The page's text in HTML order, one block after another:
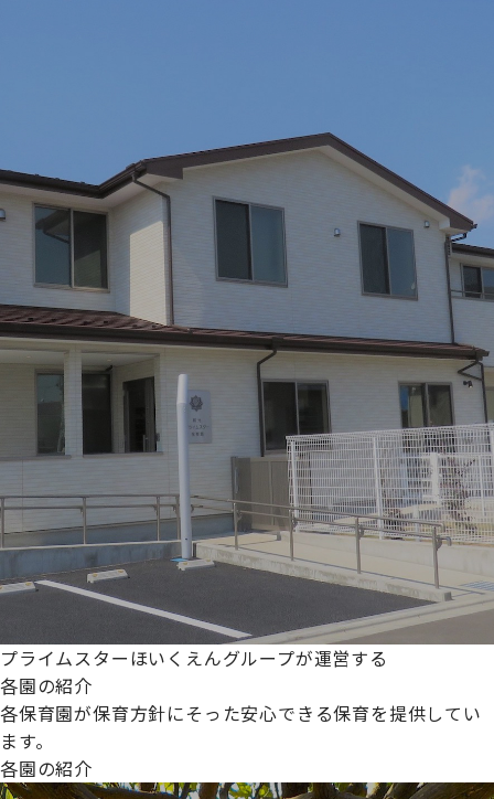
プライムスターほいくえんグループが運営する
各園の紹介
各保育園が保育方針にそった安心できる保育を提供してい
ます。
各園の紹介